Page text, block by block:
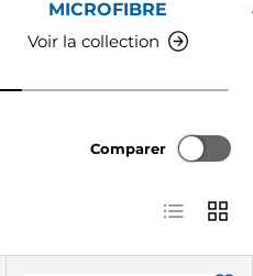
MICROFIBRE
Voir la collection
Comparer
Liste Grille